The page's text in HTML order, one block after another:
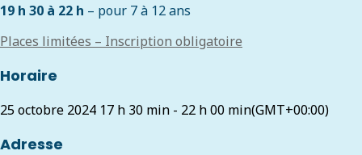
19 h 30 à 22 h – pour 7 à 12 ans
Places limitées – Inscription obligatoire
Horaire
25 octobre 2024 17 h 30 min - 22 h 00 min(GMT+00:00)
Adresse